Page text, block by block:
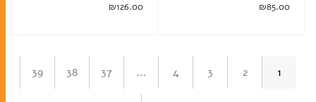
₪126.00 ₪85.00
1
2
3
4
…
37
38
39